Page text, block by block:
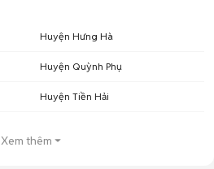
Huyện Hưng Hà
Huyện Quỳnh Phụ
Huyện Tiền Hải
Xem thêm